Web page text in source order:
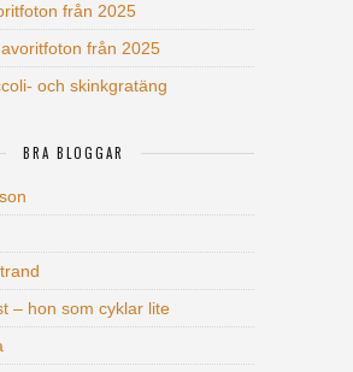
från 2025
från 2025
och skinkgratäng
BRA BLOGGAR
– hon som cyklar lite